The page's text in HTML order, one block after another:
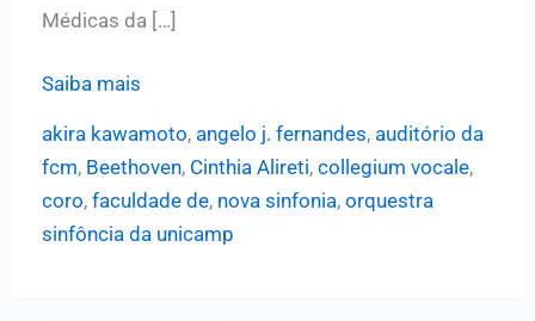
Médicas da […]
Orquestra
Unicamp
apresenta
Saiba mais
akira kawamoto, angelo j. fernandes, auditório da
fcm, Beethoven, Cinthia Alireti, collegium vocale,
coro, faculdade de, nova sinfonia, orquestra
sinfôncia da unicamp